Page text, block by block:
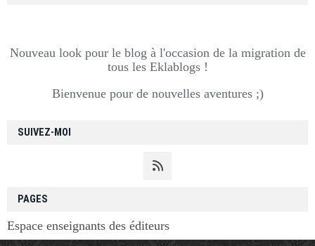
SUIVEZ-MOI
PAGES
Espace enseignants des éditeurs
Nouveau look pour le blog à l'occasion de la migration de
tous les Eklablogs !
Bienvenue pour de nouvelles aventures ;)